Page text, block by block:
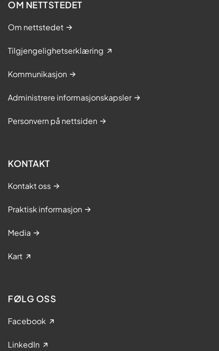
OM NETTSTEDET
Om nettstedet
Tilgjengelighetserklæring
Kommunikasjon
Administrere informasjonskapsler
Personvern på nettsiden
KONTAKT
Kontakt oss
Praktisk informasjon
Media
Kart
FØLG OSS
Facebook
LinkedIn